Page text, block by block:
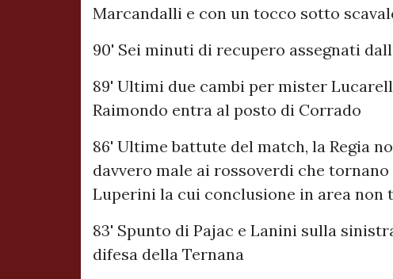
Marcandalli e con un tocco sotto
90' Sei minuti di recupero assegnati
89' Ultimi due cambi per mister
Raimondo entra al posto di Corrado
86' Ultime battute del match, la Regia
davvero male ai rossoverdi che
Luperini la cui conclusione in area non
83' Spunto di Pajac e Lanini sulla
difesa della Ternana